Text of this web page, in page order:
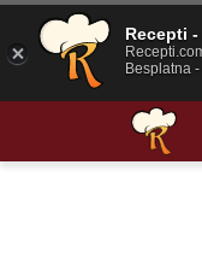
Recepti
Besplatna